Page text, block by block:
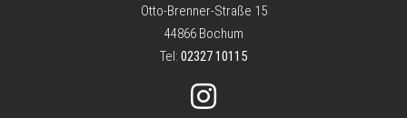
Otto-Brenner-Straße 15
44866 Bochum
Tel: 02327 10115